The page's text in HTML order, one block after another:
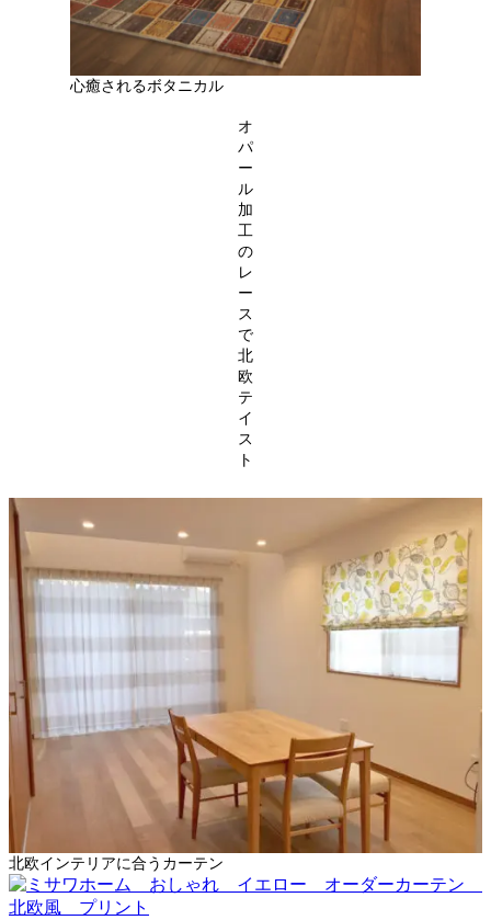
心癒されるボタニカル
オ
パ
ー
ル
加
工
の
レ
ー
ス
で
北
欧
テ
イ
ス
ト
北欧インテリアに合うカーテン